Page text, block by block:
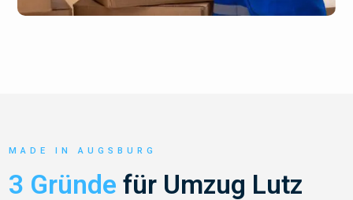
MADE IN AUGSBURG
3 Gründe für Umzug Lutz